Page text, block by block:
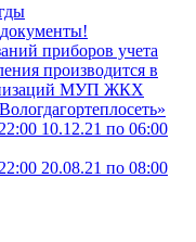
приборов учета
производится в
МУП ЖКХ
10.12.21 по 06:00
20.08.21 по 08:00